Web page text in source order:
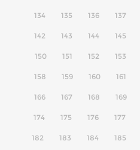
134 135 136 137
142 143 144 145
150 151 152 153
158 159 160 161
166 167 168 169
174 175 176 177
182 183 184 185